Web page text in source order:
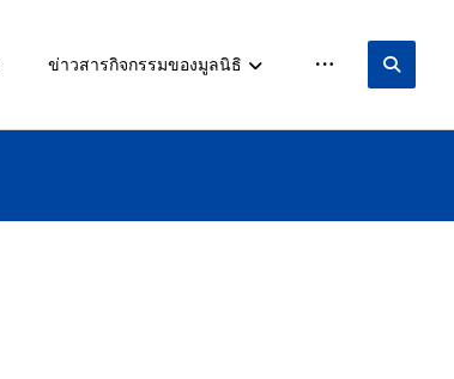
ข่าวสารกิจกรรมของมูลนิธิ